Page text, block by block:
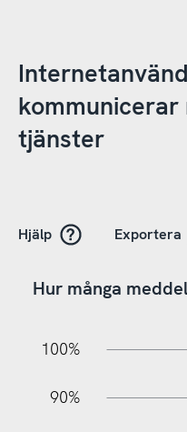
kommunicerar
tjänster
Hjälp Exportera
Hur många
100%
90%